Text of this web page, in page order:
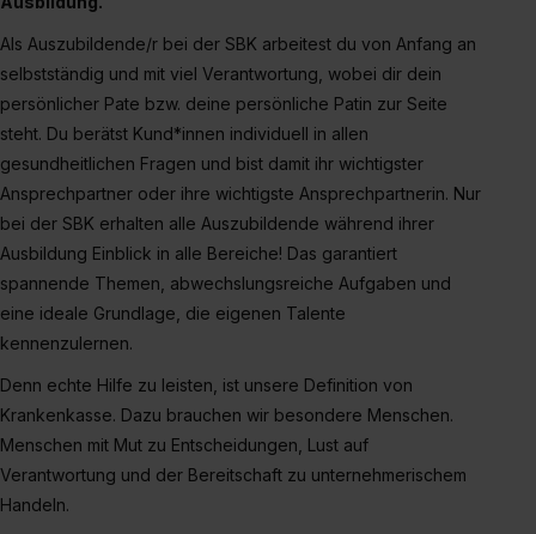
Media und Marketing“ umfasst hierbei die Einwilligung
zur Übermittlung deiner Daten in die USA (Art. 49 Abs. 1
S. 1 lit. a) DS-GVO). Die USA verfügen über kein
angemessenes Datenschutzniveau (EuGH – Schrems
II). Du kannst die von dir erteilte Einwilligung jederzeit mit
Wirkung für die Zukunft ganz oder teilweise über unsere
Datenschutzerklärung unter dem Punkt „Datenschutz-
Einstellungen“ widerrufen. Weitere Informationen zu den
einzelnen Cookies findest du durch Klick auf „Details
zeigen“. Weitere Informationen: Datenschutzerklärung
Impressum.
Als Auszubildende/r bei der SBK arbeitest du von Anfang an
selbstständig und mit viel Verantwortung, wobei dir dein
persönlicher Pate bzw. deine persönliche Patin zur Seite
steht. Du berätst Kund*innen individuell in allen
gesundheitlichen Fragen und bist damit ihr wichtigster
Ansprechpartner oder ihre wichtigste Ansprechpartnerin. Nur
bei der SBK erhalten alle Auszubildende während ihrer
Ausbildung Einblick in alle Bereiche! Das garantiert
spannende Themen, abwechslungsreiche Aufgaben und
eine ideale Grundlage, die eigenen Talente
kennenzulernen.
Denn echte Hilfe zu leisten, ist unsere Definition von
Krankenkasse. Dazu brauchen wir besondere Menschen.
Menschen mit Mut zu Entscheidungen, Lust auf
Verantwortung und der Bereitschaft zu unternehmerischem
Handeln.